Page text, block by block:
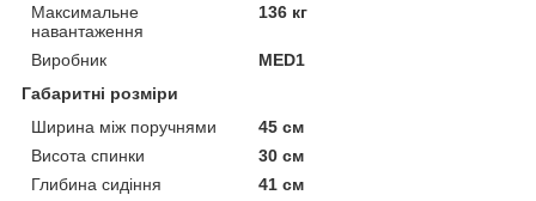
Максимальне
навантаження
136 кг
Виробник
MED1
Габаритні розміри
Ширина між поручнями
45 см
Висота спинки
30 см
Глибина сидіння
41 см